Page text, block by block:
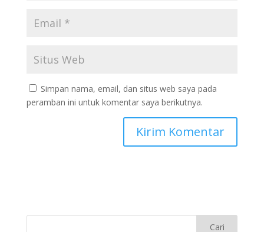
Simpan nama, email, dan situs web saya pada
peramban ini untuk komentar saya berikutnya.